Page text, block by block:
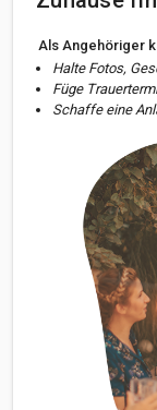
Als Angehöriger
Halte Fotos,
Füge
Schaffe eine